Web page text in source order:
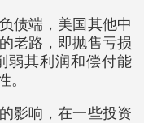
债端，美国其他中
老路，即抛售亏损
弱其利润和偿付能
。
影响，在一些投资